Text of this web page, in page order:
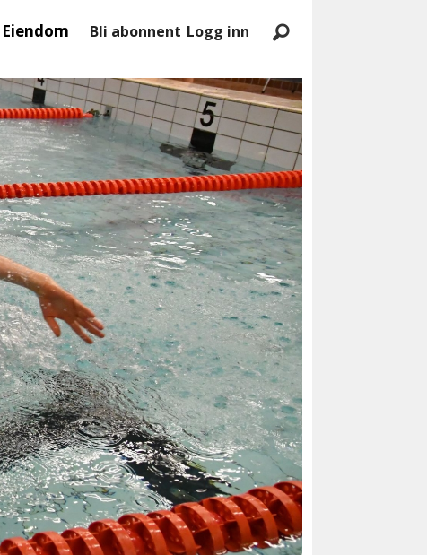
Eiendom Bli abonnent Logg inn